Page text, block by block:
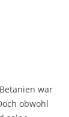
war
obwohl